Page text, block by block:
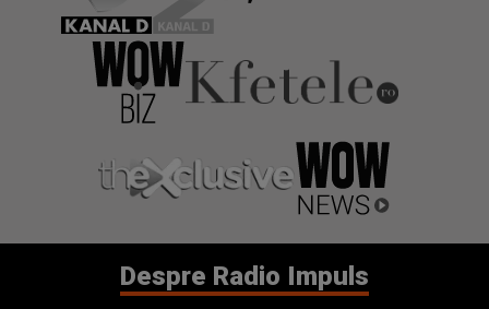
Despre Radio Impuls